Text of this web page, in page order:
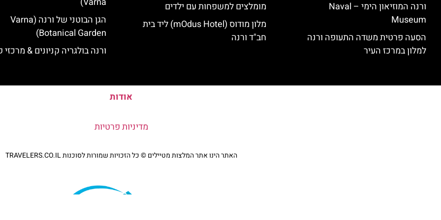
ורנה המוזיאון הימי – Naval
Museum
הסעה פרטית משדה התעופה ורנה
למלון במרכז העיר
מומלצים למשפחות עם ילדים
מלון מודוס (mOdus Hotel) ליד בית
חב"ד ורנה
הגן הבוטני של ורנה (Varna
Botanical Garden)
ורנה בולגריה קניונים & מרכזי
אודות
מדיניות פרטיות
האתר הינו אתר המלצות מטיילים © כל הזכויות שמורות לסוכנות TRAVELERS.CO.IL